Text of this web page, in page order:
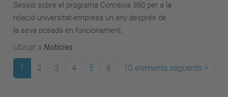
Sessió sobre el programa Connèxia 360 per a la
relació universitat-empresa un any després de
la seva posada en funcionament.
Ubicat a Notícies
1 2 3 4 5 6 10 elements següents >